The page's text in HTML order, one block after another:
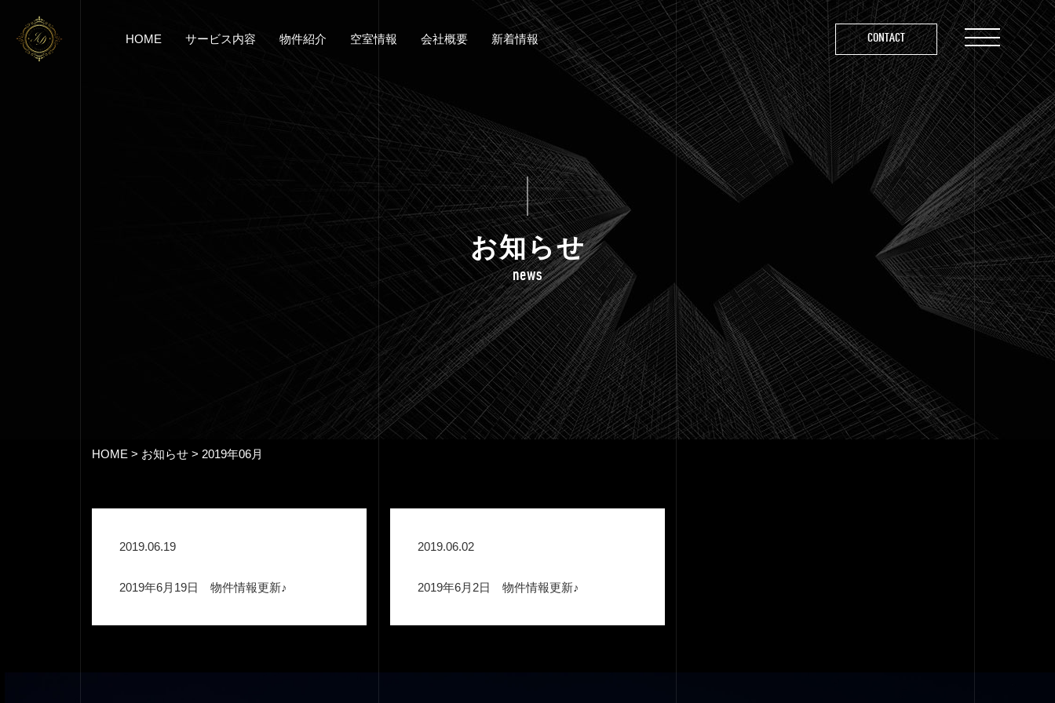
HOME サービス内容 物件紹介 空室情報 会社概要 新着情報 CONTACT
お知らせ
news
HOME > お知らせ > 2019年06月
2019.06.19
2019年6月19日 物件情報更新♪
2019.06.02
2019年6月2日 物件情報更新♪